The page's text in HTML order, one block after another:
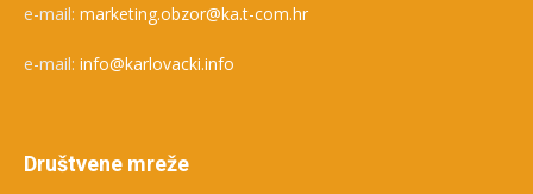
e-mail: marketing.obzor@ka.t-com.hr
e-mail: info@karlovacki.info
Društvene mreže